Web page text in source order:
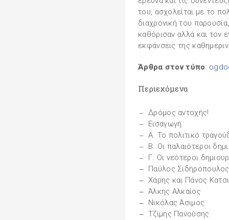
του, ασχολείται με το
διαχρονική του
καθόρισαν αλλά και τον
εκφάνσεις της
Άρθρα στον τύπο:
Περιεχόμενα
Δρόμος αντοχής!
Εισαγωγή
Α. Το πολιτικό
Β. Οι παλαιότεροι
Γ. Οι νεότεροι
Παύλος Σιδηρόπουλος
Χάρης και Πάνος
Άλκης Αλκαίος
Νικόλας Άσιμος
Τζίμης Πανούσης